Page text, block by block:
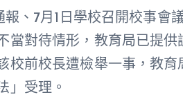
、7月1日學校召開校事會
當對待情形，教育局已提供
校前校長遭檢舉一事，教育
」受理。